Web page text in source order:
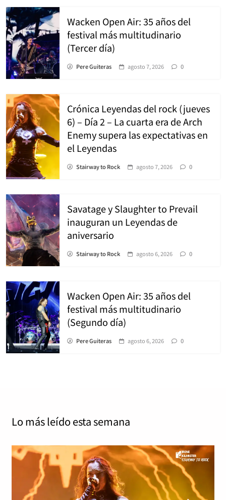
Wacken Open Air: 35 años del
festival más multitudinario
(Tercer día)
Pere Guiteras agosto 7, 2026 0
Crónica Leyendas del rock (jueves
6) – Día 2 – La cuarta era de Arch
Enemy supera las expectativas en
el Leyendas
Stairway to Rock agosto 7, 2026 0
Savatage y Slaughter to Prevail
inauguran un Leyendas de
aniversario
Stairway to Rock agosto 6, 2026 0
Wacken Open Air: 35 años del
festival más multitudinario
(Segundo día)
Pere Guiteras agosto 6, 2026 0
Lo más leído esta semana